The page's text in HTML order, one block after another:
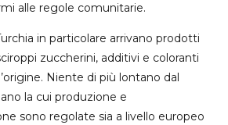
alle regole comunitarie.
in particolare arrivano prodotti
zuccherini, additivi e coloranti
Niente di più lontano dal
la cui produzione e
sono regolate sia a livello europeo